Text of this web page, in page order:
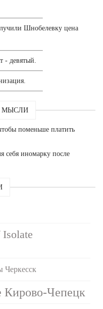
Шнобелевку цена
- девятый.
МЫСЛИ
поменьше платить
себя иномарку после
Черкесск
Кирово-Чепецк